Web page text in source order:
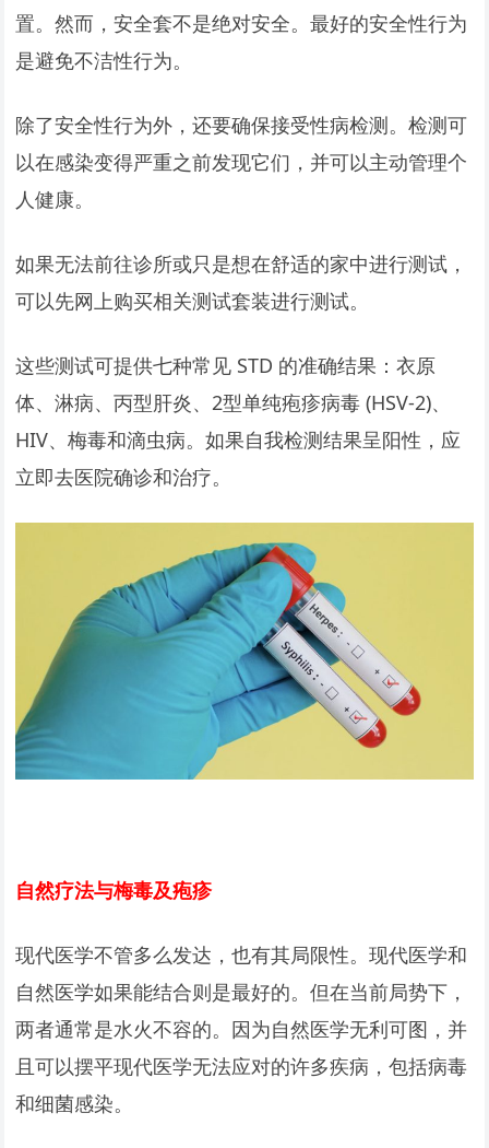
置。然而，安全套不是绝对安全。最好的安全性行为
是避免不洁性行为。
除了安全性行为外，还要确保接受性病检测。检测可
以在感染变得严重之前发现它们，并可以主动管理个
人健康。
如果无法前往诊所或只是想在舒适的家中进行测试，
可以先网上购买相关测试套装进行测试。
这些测试可提供七种常见 STD 的准确结果：衣原
体、淋病、丙型肝炎、2型单纯疱疹病毒 (HSV-2)、
HIV、梅毒和滴虫病。如果自我检测结果呈阳性，应
立即去医院确诊和治疗。
自然疗法与梅毒及疱疹
现代医学不管多么发达，也有其局限性。现代医学和
自然医学如果能结合则是最好的。但在当前局势下，
两者通常是水火不容的。因为自然医学无利可图，并
且可以摆平现代医学无法应对的许多疾病，包括病毒
和细菌感染。